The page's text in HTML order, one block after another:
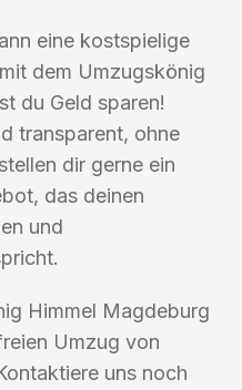
eine kostspielige
dem Umzugskönig
du Geld sparen!
transparent, ohne
dir gerne ein
das deinen
und
Himmel Magdeburg
Umzug von
uns noch